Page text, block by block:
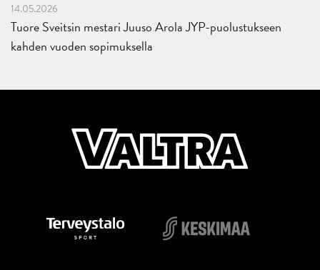
14.05.2026
Tuore Sveitsin mestari Juuso Arola JYP-puolustukseen
kahden vuoden sopimuksella